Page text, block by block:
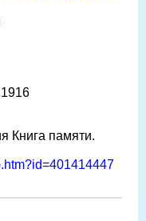
Книга памяти.